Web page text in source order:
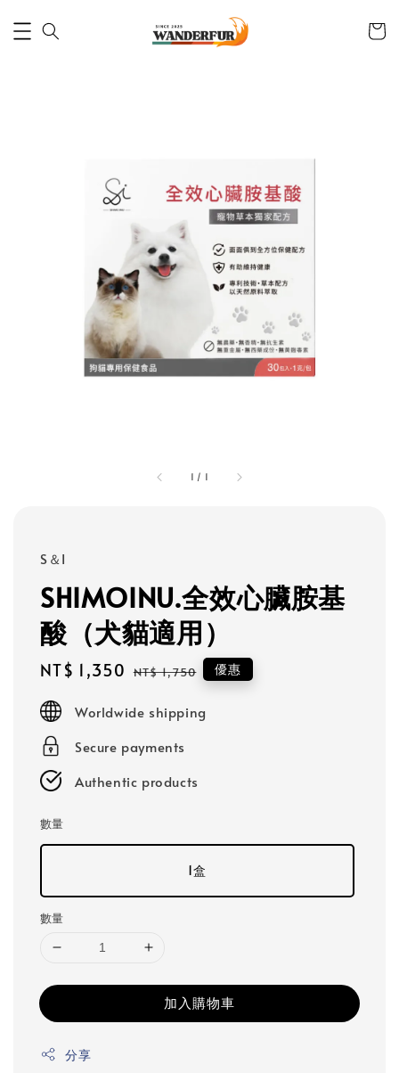
1 / 1
S＆I
SHIMOINU.全效心臟胺基
酸（犬貓適用）
Sale
NT$ 1,350 Regular
NT$ 1,750 優惠
Worldwide shipping
Secure payments
Authentic products
數量
1盒
數量
加入購物車
分享